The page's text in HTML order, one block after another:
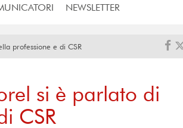
NEWSLETTER
professione e di CSR
si è parlato di
CSR